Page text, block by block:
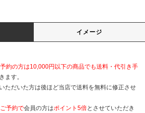
イメージ
約の方は10,000円以下の商品でも送料・代引き手
ます。
ただいた方は後ほど当店で送料を無料に修正させ
予約で会員の方はポイント5倍とさせていただき